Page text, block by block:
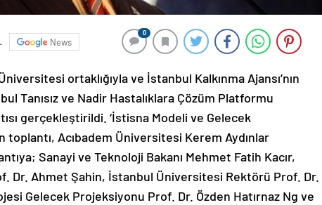
News
0
ortaklığıyla ve İstanbul Kalkınma Ajansı’nın
Tanısız ve Nadir Hastalıklara Çözüm Platformu
gerçekleştirildi. ‘İstisna Modeli ve Gelecek
toplantı, Acıbadem Üniversitesi Kerem Aydınlar
Sanayi ve Teknoloji Bakanı Mehmet Fatih Kacır,
Dr. Ahmet Şahin, İstanbul Üniversitesi Rektörü Prof. Dr.
Gelecek Projeksiyonu Prof. Dr. Özden Hatırnaz Ng ve